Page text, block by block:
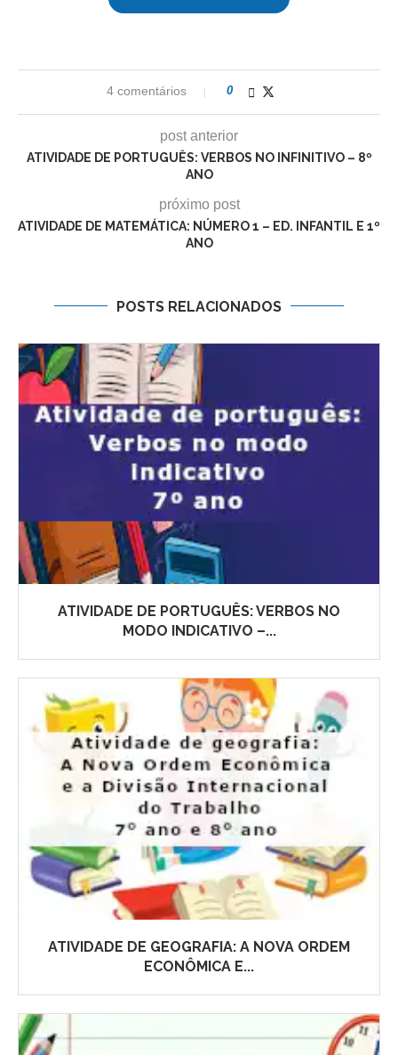
4 comentários 0
post anterior
ATIVIDADE DE PORTUGUÊS: VERBOS NO INFINITIVO – 8º
ANO
próximo post
ATIVIDADE DE MATEMÁTICA: NÚMERO 1 – ED. INFANTIL E 1º
ANO
POSTS RELACIONADOS
ATIVIDADE DE PORTUGUÊS: VERBOS NO
MODO INDICATIVO –...
ATIVIDADE DE GEOGRAFIA: A NOVA ORDEM
ECONÔMICA E...